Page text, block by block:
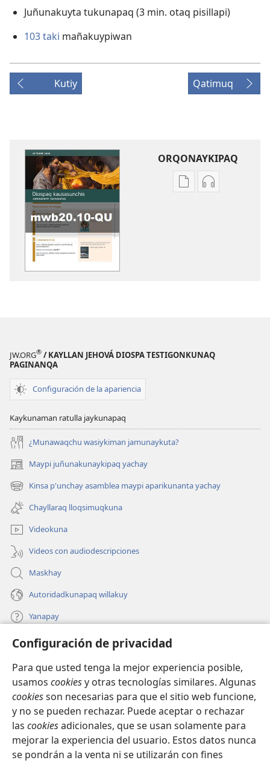
Configuración de privacidad
Para que usted tenga la mejor experiencia posible,
usamos cookiesy otras tecnologías similares. Algunas
cookiesson necesarias para que el sitio web funcione,
y no se pueden rechazar. Puede aceptar o rechazar
las cookiesadicionales, que se usan solamente para
mejorar la experiencia del usuario. Estos datos nunca
se pondrán a la venta ni se utilizarán con fines
Juñunakuyta tukunapaq (3 min. otaq pisillapi)
103 taki mañakuypiwan
Kutiy Qatimuq
ORQONAYKIPAQ
KaypiKaypin
JW.ORG® / KAYLLAN JEHOVÁ DIOSPA TESTIGONKUNAQ
PAGINANQA
Configuración de la apariencia
Kaykunaman ratulla jaykunapaq
¿Munawaqchu wasiykiman jamunaykuta?
Maypi juñunakunaykipaq yachay
(abre
una
nueva
ventana)
Kinsa p'unchay asamblea maypi aparikunanta yachay
(abre
una
nueva
ventana)
Chayllaraq lloqsimuqkuna
Videokuna
Videos con audiodescripciones
Maskhay
Autoridadkunapaq willakuy
Yanapay
Donacionta churanapaq
una
nueva
ventana)
INTERNETPI QELQANCHISKUNA Watchtower™
(abre
una
nueva
ventana)
JW Hub
(abre
una
nueva
ventana)
JW Library ®